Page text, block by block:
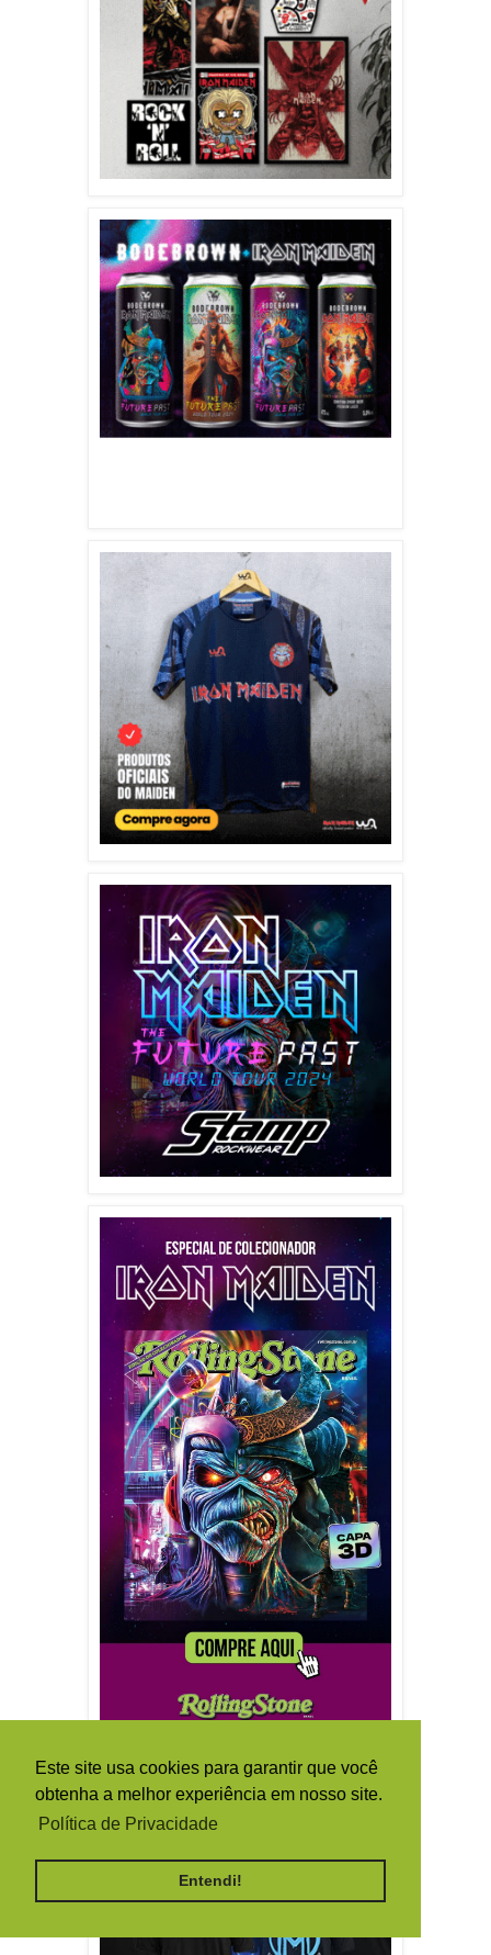
Este site usa cookies para garantir que você
obtenha a melhor experiência em nosso site.
Política de Privacidade
Entendi!